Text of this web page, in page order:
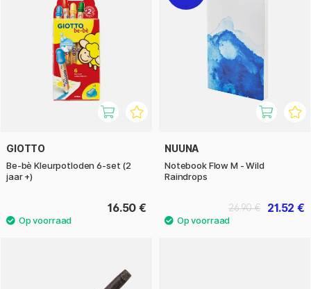
GIOTTO
Be-bè Kleurpotloden 6-set (2
jaar +)
16.50 €
NUUNA
Notebook Flow M - Wild
Raindrops
21.52 €
26.90 €